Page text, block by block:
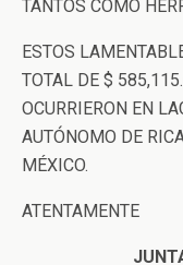
TANTOS COMO
ESTOS
TOTAL DE $
OCURRIERON EN
AUTÓNOMO DE
MÉXICO.
ATENTAMENTE